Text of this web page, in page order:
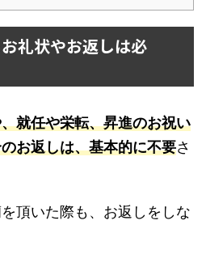
礼状やお返しは必
就任や栄転、昇進のお祝い
お返しは、基本的に不要さ
頂いた際も、お返しをしな